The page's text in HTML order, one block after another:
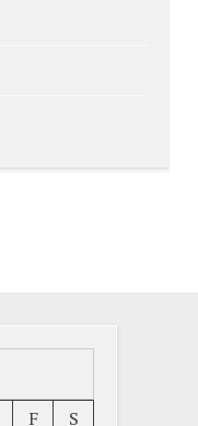
F S